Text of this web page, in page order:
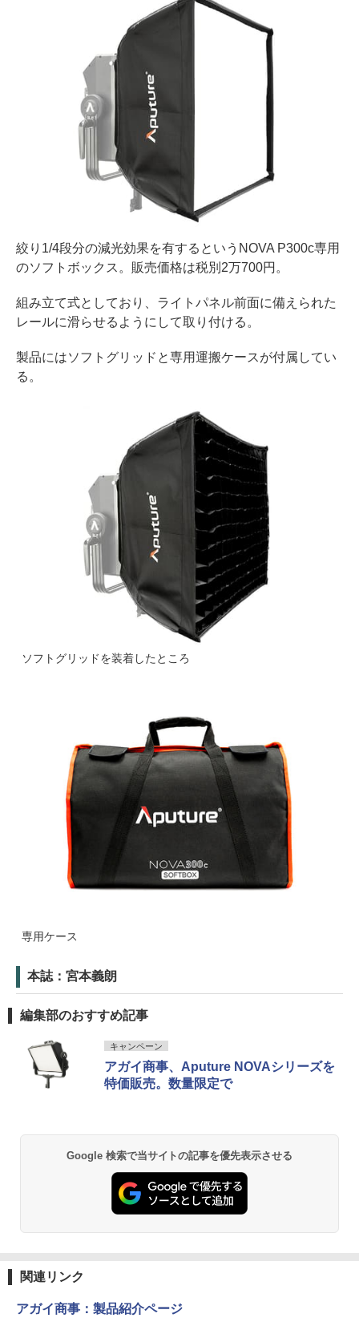
絞り1/4段分の減光効果を有するというNOVA P300c専用
のソフトボックス。販売価格は税別2万700円。
組み立て式としており、ライトパネル前面に備えられた
レールに滑らせるようにして取り付ける。
製品にはソフトグリッドと専用運搬ケースが付属してい
る。
ソフトグリッドを装着したところ
専用ケース
本誌：宮本義朗
編集部のおすすめ記事
キャンペーン
アガイ商事、Aputure NOVAシリーズを
特価販売。数量限定で
Google 検索で当サイトの記事を優先表示させる
関連リンク
アガイ商事：製品紹介ページ